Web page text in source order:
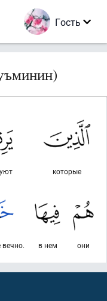
Гость
которые
они
в нем